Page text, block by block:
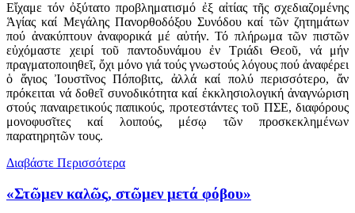
Εἴχαμε τόν ὀξύτατο προβληματισμό ἐξ αἰτίας τῆς σχεδιαζομένης
Ἁγίας καί Μεγάλης Πανορθοδόξου Συνόδου καί τῶν ζητημάτων
πού ἀνακύπτουν ἀναφορικά μέ αὐτήν. Τό πλήρωμα τῶν πιστῶν
εὐχόμαστε χειρί τοῦ παντοδυνάμου ἐν Τριάδι Θεοῦ, νά μήν
πραγματοποιηθεῖ, ὄχι μόνο γιά τούς γνωστούς λόγους πού ἀναφέρει
ὁ ἅγιος Ἰουστῖνος Πόποβιτς, ἀλλά καί πολύ περισσότερο, ἄν
πρόκειται νά δοθεῖ συνοδικότητα καί ἐκκλησιολογική ἀναγνώριση
στούς παναιρετικούς παπικούς, προτεστάντες τοῦ ΠΣΕ, διαφόρους
μονοφυσῖτες καί λοιπούς, μέσῳ τῶν προσκεκλημένων
παρατηρητῶν τους.
Διαβάστε Περισσότερα
«Στῶμεν καλῶς, στῶμεν μετά φόβου»